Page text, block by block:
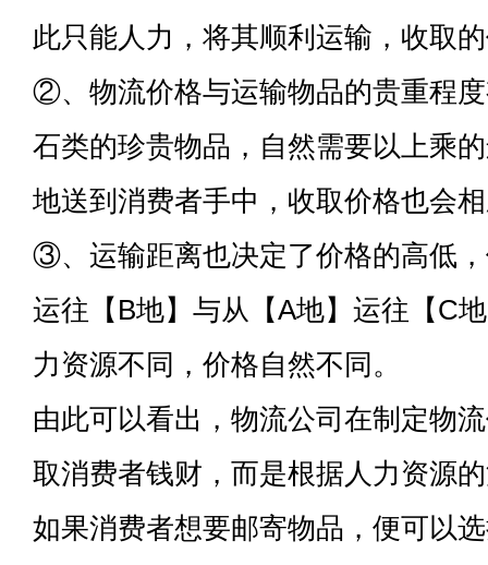
此只能人力，将其顺利运输，收取
②、物流价格与运输物品的贵重程
石类的珍贵物品，自然需要以上乘
地送到消费者手中，收取价格也会
③、运输距离也决定了价格的高低
运往【B地】与从【A地】运往【C
力资源不同，价格自然不同。
由此可以看出，物流公司在制定物
取消费者钱财，而是根据人力资源
如果消费者想要邮寄物品，便可以